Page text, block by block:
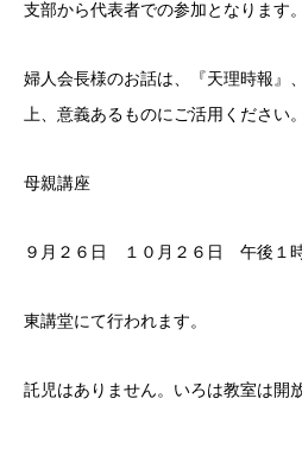
支部から代表者での参加となります。
婦人会長様のお話は、『天理時報』
上、意義あるものにご活用ください。
母親講座
９月２６日 １０月２６日 午後１
東講堂にて行われます。
託児はありません。いろは教室は開